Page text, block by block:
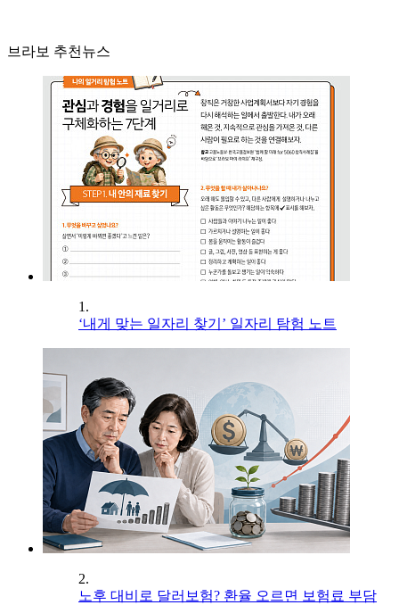
브라보 추천뉴스
1.
‘내게 맞는 일자리 찾기’ 일자리 탐험 노트
2.
노후 대비로 달러보험? 환율 오르면 보험료 부담